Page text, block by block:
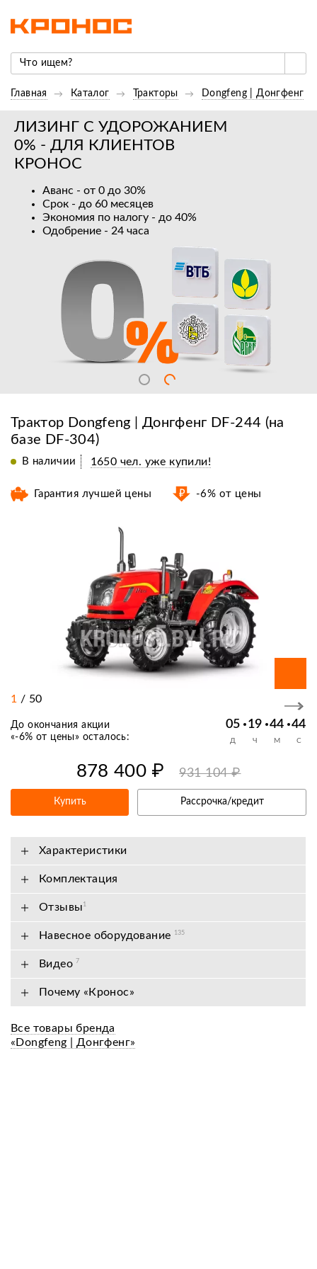
Главная Каталог Тракторы Dongfeng | Донгфенг
ЛИЗИНГ С УДОРОЖАНИЕМ
0% - ДЛЯ КЛИЕНТОВ
КРОНОС
Аванс - от 0 до 30%
Срок - до 60 месяцев
Экономия по налогу - до 40%
Одобрение - 24 часа
Трактор Dongfeng | Донгфенг DF-244 (на
базе DF-304)
В наличии 1650 чел. уже купили!
Гарантия лучшей цены -6% от цены
1 / 50
До окончания акции
«-6% от цены» осталось:
05 19 44 44
Д Ч М С
878 400 ₽ 931 104 ₽
Купить Рассрочка/кредит
Характеристики
Комплектация
Отзывы 1
Навесное оборудование 135
Видео 7
Почему «Кронос»
Все товары бренда
«Dongfeng | Донгфенг»